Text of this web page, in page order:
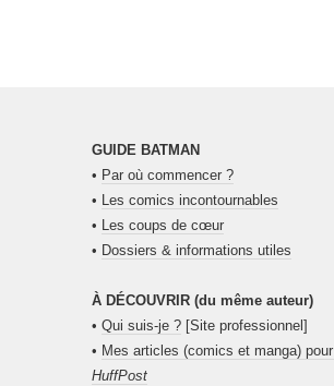
GUIDE BATMAN
• Par où commencer ?
• Les comics incontournables
• Les coups de cœur
• Dossiers & informations utiles
À DÉCOUVRIR (du même auteur)
• Qui suis-je ? [Site professionnel]
• Mes articles (comics et manga) pour
HuffPost